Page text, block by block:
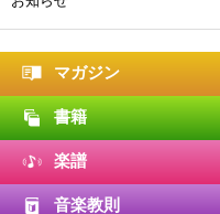
マガジン
書籍
楽譜
音楽教則